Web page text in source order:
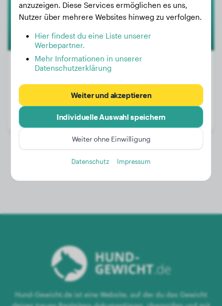
Alter:
3 Jahre, 1 Monat
Geschlecht:
Hund-Gewicht.de ist eine Website, auf der du das Gewicht
anzuzeigen. Diese Services ermöglichen es uns,
Nutzer über mehrere Websites hinweg zu verfolgen.
Hier findest du eine Liste unserer
Werbepartner.
Mehr Informationen in unserer
Datenschutzerklärung
Weiter und akzeptieren
Individuelle Auswahl speichern
Weiter ohne Einwilligung
Datenschutz Impressum